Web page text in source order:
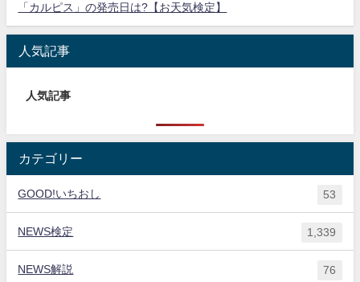
「カルピス」の発売日は?【お天気検定】
人気記事
人気記事
カテゴリー
GOOD!いちおし 53
NEWS検定 1,339
NEWS解説 76